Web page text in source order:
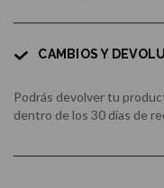
CAMBIOS Y
Podrás devolver tu
dentro de los 30 días de